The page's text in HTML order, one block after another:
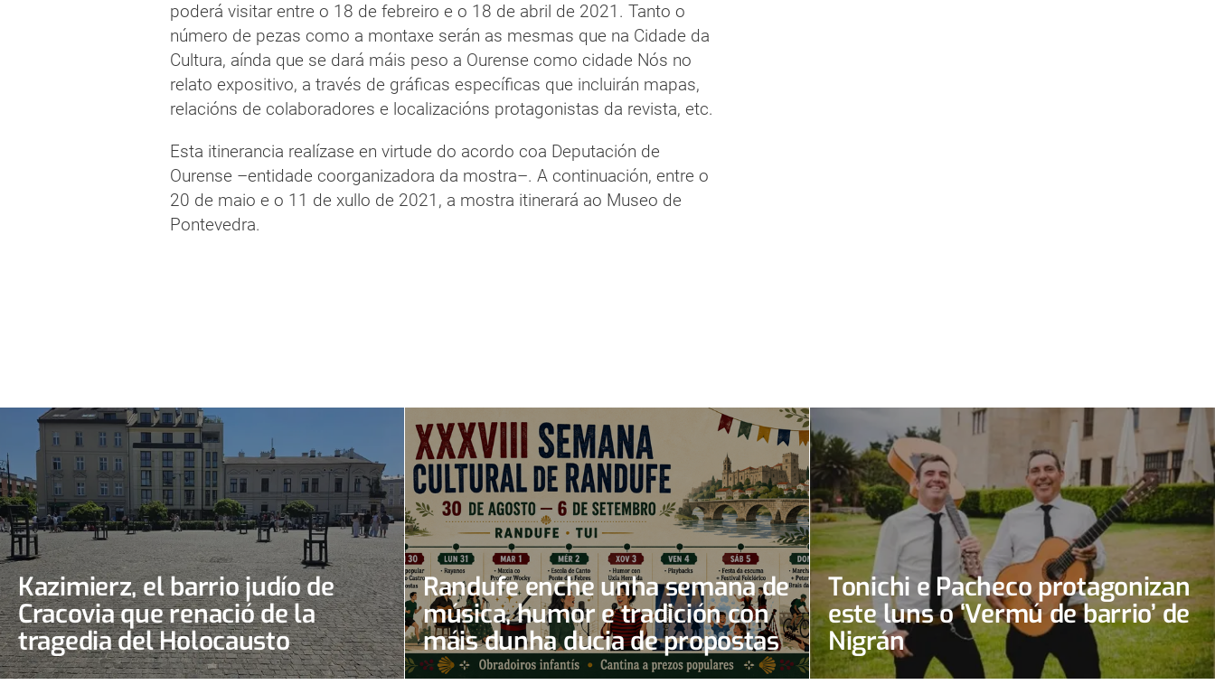
poderá visitar entre o 18 de febreiro e o 18 de abril de 2021. Tanto o
número de pezas como a montaxe serán as mesmas que na Cidade da
Cultura, aínda que se dará máis peso a Ourense como cidade Nós no
relato expositivo, a través de gráficas específicas que incluirán mapas,
relacións de colaboradores e localizacións protagonistas da revista, etc.
Esta itinerancia realízase en virtude do acordo coa Deputación de
Ourense –entidade coorganizadora da mostra–. A continuación, entre o
20 de maio e o 11 de xullo de 2021, a mostra itinerará ao Museo de
Pontevedra.
Kazimierz, el barrio judío de
Cracovia que renació de la
tragedia del Holocausto
Randufe enche unha semana de
música, humor e tradición con
máis dunha ducia de propostas
Tonichi e Pacheco protagonizan
este luns o ‘Vermú de barrio’ de
Nigrán